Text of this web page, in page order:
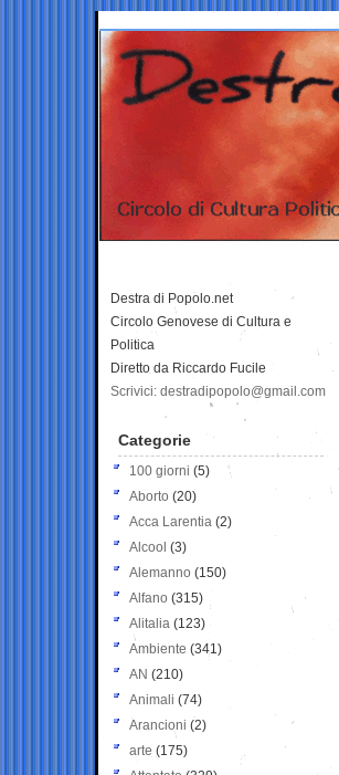
Destra di Popolo.net
Circolo Genovese di Cultura e
Politica
Diretto da Riccardo Fucile
Scrivici: destradipopolo@gmail.com
Categorie
100 giorni (5)
Aborto (20)
Acca Larentia (2)
Alcool (3)
Alemanno (150)
Alfano (315)
Alitalia (123)
Ambiente (341)
AN (210)
Animali (74)
Arancioni (2)
arte (175)